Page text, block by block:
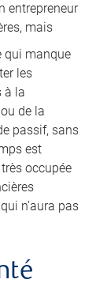
entrepreneur
mais
qui manque
les
à la
de la
passif, sans
est
occupée
n’aura pas